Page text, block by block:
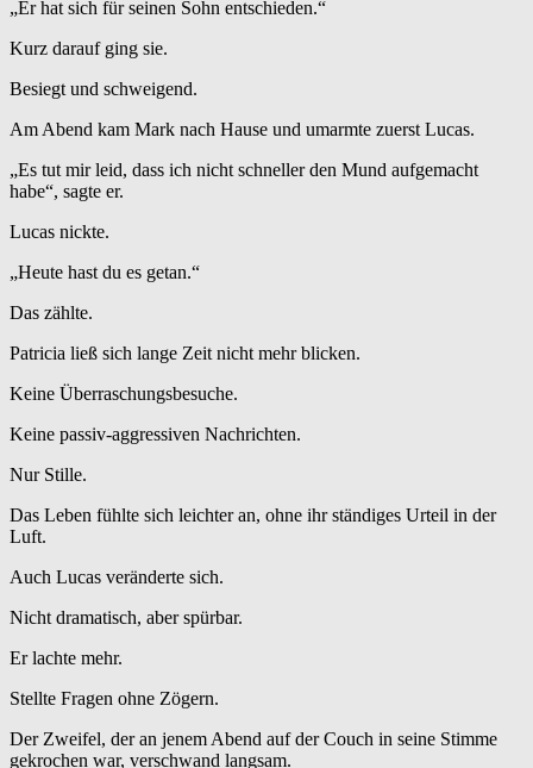
„Er hat sich für seinen Sohn entschieden.“
Kurz darauf ging sie.
Besiegt und schweigend.
Am Abend kam Mark nach Hause und umarmte zuerst Lucas.
„Es tut mir leid, dass ich nicht schneller den Mund aufgemacht
habe“, sagte er.
Lucas nickte.
„Heute hast du es getan.“
Das zählte.
Patricia ließ sich lange Zeit nicht mehr blicken.
Keine Überraschungsbesuche.
Keine passiv-aggressiven Nachrichten.
Nur Stille.
Das Leben fühlte sich leichter an, ohne ihr ständiges Urteil in der
Luft.
Auch Lucas veränderte sich.
Nicht dramatisch, aber spürbar.
Er lachte mehr.
Stellte Fragen ohne Zögern.
Der Zweifel, der an jenem Abend auf der Couch in seine Stimme
gekrochen war, verschwand langsam.